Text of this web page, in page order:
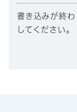
書き込みが終
してください。